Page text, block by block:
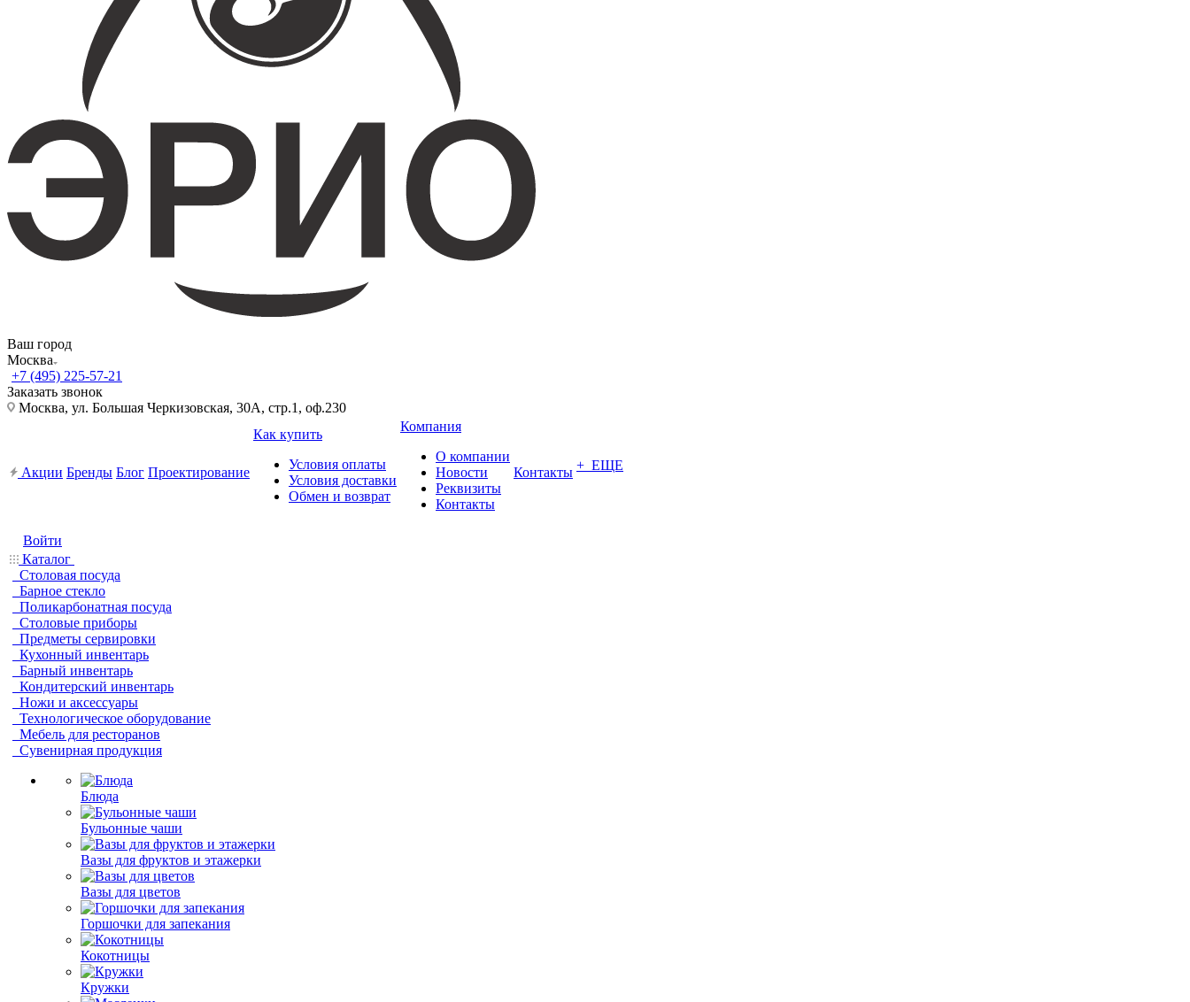
Ваш город
Москва
+7 (495) 225-57-21
Заказать звонок
Москва, ул. Большая Черкизовская, 30А, стр.1, оф.230
Акции Бренды Блог Проектирование
Как купить
Условия оплаты
Условия доставки
Обмен и возврат
Компания
О компании
Новости
Реквизиты
Контакты
Контакты + ЕЩЕ
Войти
Каталог
Столовая посуда
Барное стекло
Поликарбонатная посуда
Столовые приборы
Предметы сервировки
Кухонный инвентарь
Барный инвентарь
Кондитерский инвентарь
Ножи и аксессуары
Технологическое оборудование
Мебель для ресторанов
Сувенирная продукция
Блюда
Бульонные чаши
Вазы для фруктов и этажерки
Вазы для цветов
Горшочки для запекания
Кокотницы
Кружки